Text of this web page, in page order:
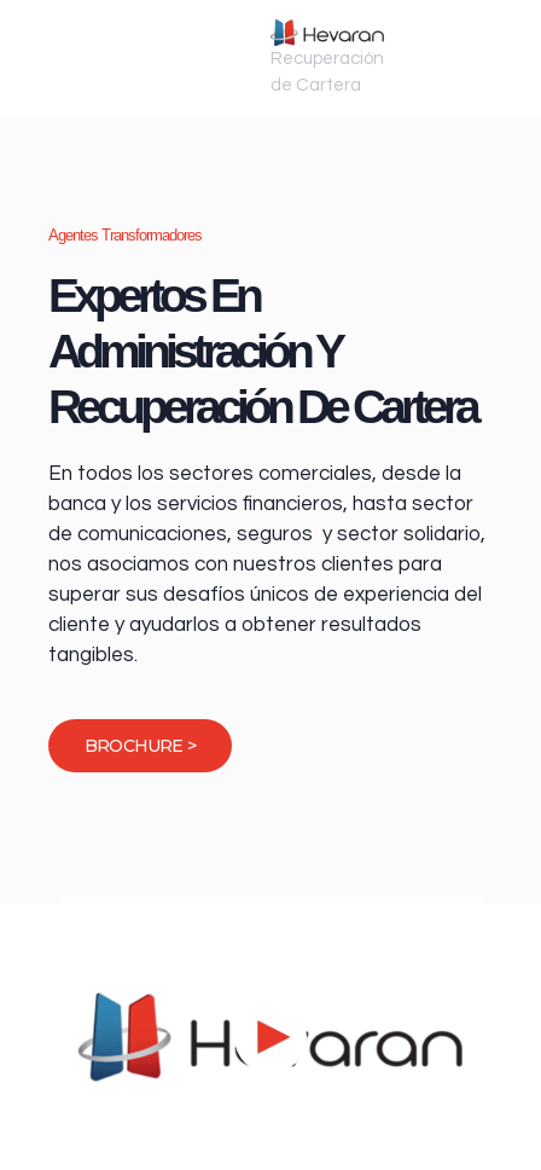
Recuperación
de Cartera
Agentes Transformadores
Expertos En
Administración Y
Recuperación De Cartera
En todos los sectores comerciales, desde la
banca y los servicios financieros, hasta sector
de comunicaciones, seguros y sector solidario,
nos asociamos con nuestros clientes para
superar sus desafíos únicos de experiencia del
cliente y ayudarlos a obtener resultados
tangibles.
BROCHURE >